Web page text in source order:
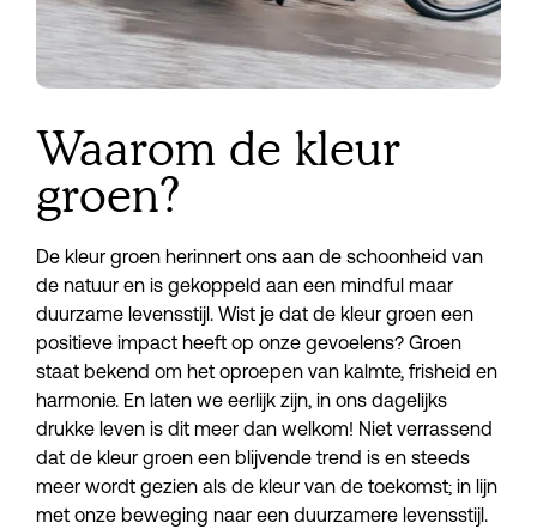
Waarom de kleur
groen?
De kleur groen herinnert ons aan de schoonheid van
de natuur en is gekoppeld aan een mindful maar
duurzame levensstijl. Wist je dat de kleur groen een
positieve impact heeft op onze gevoelens? Groen
staat bekend om het oproepen van kalmte, frisheid en
harmonie. En laten we eerlijk zijn, in ons dagelijks
drukke leven is dit meer dan welkom! Niet verrassend
dat de kleur groen een blijvende trend is en steeds
meer wordt gezien als de kleur van de toekomst; in lijn
met onze beweging naar een duurzamere levensstijl.